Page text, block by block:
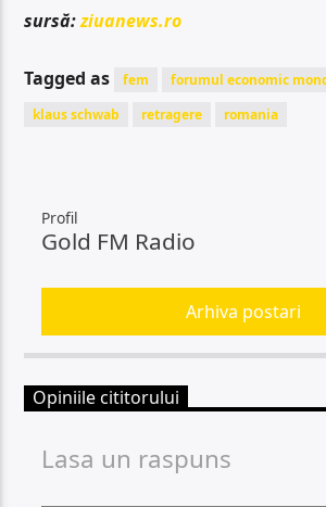
sursă:ziuanews.ro
Tagged as fem forumul economic
klaus schwab
retragere romania
Profil
Gold FM Radio
Arhiva postari
Opiniile cititorului
Lasa un raspuns